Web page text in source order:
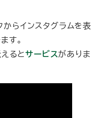
らインスタグラムを表
す。
るとサービスがありま